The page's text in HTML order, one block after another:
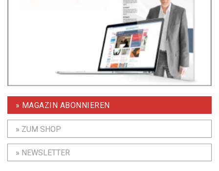
» MAGAZIN ABONNIEREN
» ZUM SHOP
» NEWSLETTER